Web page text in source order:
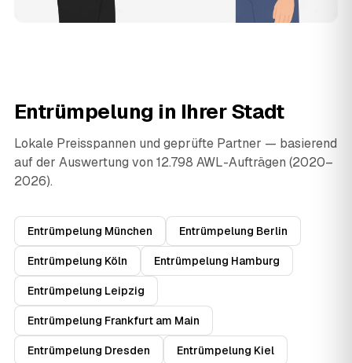
Entrümpelung in Ihrer Stadt
Lokale Preisspannen und geprüfte Partner — basierend
auf der Auswertung von 12.798 AWL-Aufträgen (2020–
2026).
Entrümpelung München Entrümpelung Berlin
Entrümpelung Köln Entrümpelung Hamburg
Entrümpelung Leipzig
Entrümpelung Frankfurt am Main
Entrümpelung Dresden Entrümpelung Kiel